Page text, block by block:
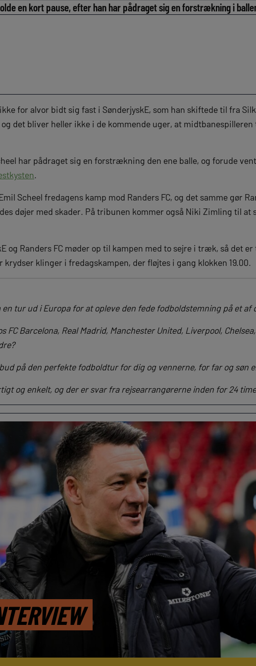
en kort pause, efter han har pådraget sig en forstrækning i
for alvor bidt sig fast i SønderjyskE, som han skiftede til fra
det bliver heller ikke i de kommende uger, at
har pådraget sig en forstrækning den ene balle, og forude
.
Scheel fredagens kamp mod Randers FC, og det samme gør
døjer med skader. På tribunen kommer også Niki Zimling til at
og Randers FC møder op til kampen med to sejre i træk, så det
krydser klinger i fredagskampen, der fløjtes i gang klokken 19.00.
tur ud i Europa for at opleve den fede fodboldstemning på et af
FC Barcelona, Real Madrid, Manchester United, Liverpool,
på den perfekte fodboldtur for dig og vennerne, for far og søn
og enkelt, og der er svar fra rejsearrangørerne inden for 24